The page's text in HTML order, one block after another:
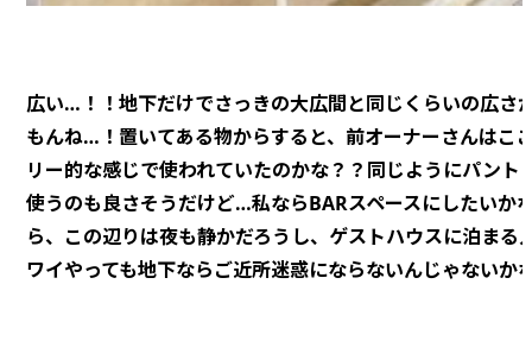
広い…！！地下だけでさっきの大広間と同じくらいの広さ
もんね…！置いてある物からすると、前オーナーさんはこ
リー的な感じで使われていたのかな？？同じようにパント
使うのも良さそうだけど…私ならBARスペースにしたいか
ら、この辺りは夜も静かだろうし、ゲストハウスに泊まる
ワイやっても地下ならご近所迷惑にならないんじゃないか